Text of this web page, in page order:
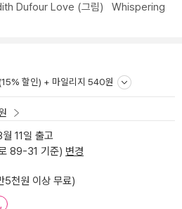
Dufour Love (그림) Whispering
할인) + 마일리지 540원
11일 출고
89-31 기준) 변경
5천원 이상 무료)